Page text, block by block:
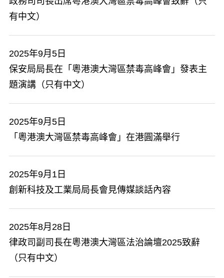
有中文）
2025年9月5日
保安局局長在「粵港澳大灣區禁毒高峰會」發表主
題演講（只有中文）
2025年9月5日
「粵港澳大灣區禁毒高峰會」在港圓滿舉行
2025年9月1日
​創新科技及工業局局長會見傳媒談話內容
2025年8月28日
​律政司副司長在粵港澳大灣區法治論壇2025致辭
（只有中文）